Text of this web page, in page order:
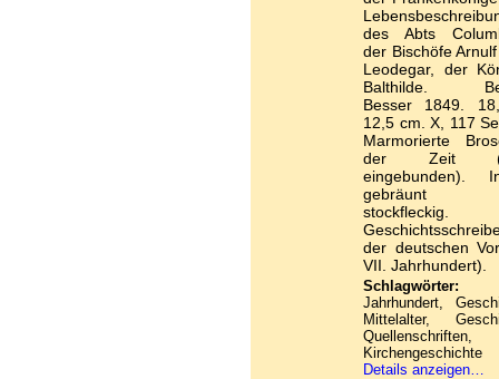
des Abts
der Bischöfe
Leodegar, der
Balthilde.
Besser 1849.
12,5 cm. X, 117
Marmorierte
der Zeit
eingebunden).
gebräunt
stockfleckig.
der deutschen
VII. Jahrhundert).
Schlagwörter:
Jahrhundert,
Mittelalter,
Quellenschriften,
Kirchengeschichte
Details anzeigen…